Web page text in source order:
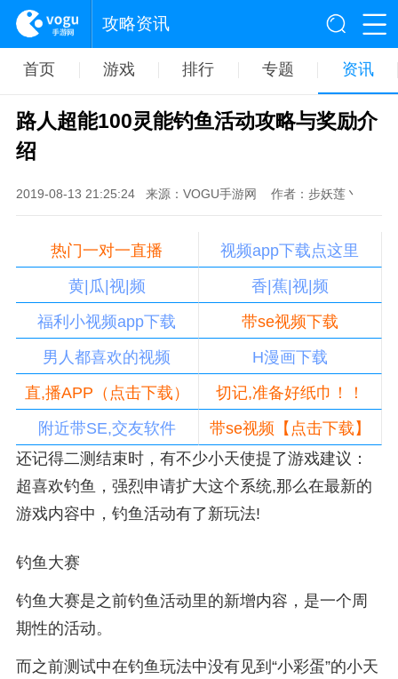
攻略资讯
首页 游戏 排行 专题 资讯
路人超能100灵能钓鱼活动攻略与奖励介
绍
2019-08-13 21:25:24 来源：VOGU手游网 作者：步妖莲丶
热门一对一直播
视频app下载点这里
黄|瓜|视|频
香|蕉|视|频
福利小视频app下载
带se视频下载
男人都喜欢的视频
H漫画下载
直,播APP（点击下载）
切记,准备好纸巾！！
附近带SE,交友软件
带se视频【点击下载】
还记得二测结束时，有不少小天使提了游戏建议：
超喜欢钓鱼，强烈申请扩大这个系统,那么在最新的
游戏内容中，钓鱼活动有了新玩法!
钓鱼大赛
钓鱼大赛是之前钓鱼活动里的新增内容，是一个周
期性的活动。
而之前测试中在钓鱼玩法中没有见到“小彩蛋”的小天